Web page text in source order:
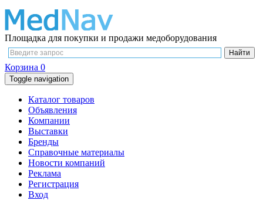
Площадка для покупки и продажи медоборудования
Корзина 0
Toggle navigation
Каталог товаров
Объявления
Компании
Выставки
Бренды
Справочные материалы
Новости компаний
Реклама
Регистрация
Вход